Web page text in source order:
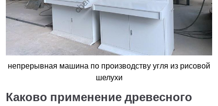
непрерывная машина по производству угля из рисовой
шелухи
Каково применение древесного